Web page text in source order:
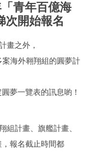
青年百億海
次開始報名
畫之外，
海外翱翔組的圓夢計
夢一覽表的訊息喲！
組計畫、旗艦計畫、
報名截止時間都